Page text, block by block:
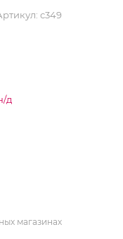
с349
д
магазинах